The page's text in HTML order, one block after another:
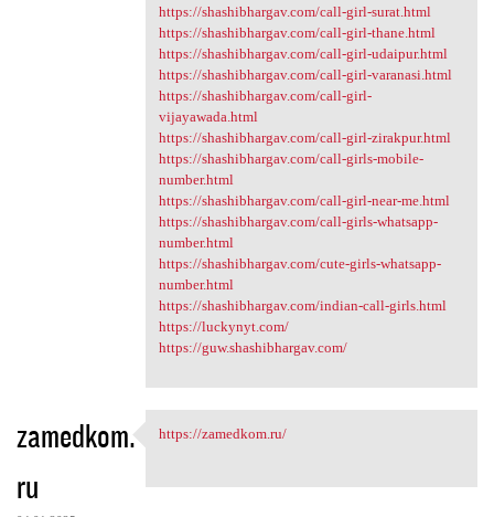
https://shashibhargav.com/call-girl-surat.html
https://shashibhargav.com/call-girl-thane.html
https://shashibhargav.com/call-girl-udaipur.html
https://shashibhargav.com/call-girl-varanasi.html
https://shashibhargav.com/call-girl-
vijayawada.html
https://shashibhargav.com/call-girl-zirakpur.html
https://shashibhargav.com/call-girls-mobile-
number.html
https://shashibhargav.com/call-girl-near-me.html
https://shashibhargav.com/call-girls-whatsapp-
number.html
https://shashibhargav.com/cute-girls-whatsapp-
number.html
https://shashibhargav.com/indian-call-girls.html
https://luckynyt.com/
https://guw.shashibhargav.com/
zamedkom.
ru
https://zamedkom.ru/
https://zamedkom.ru/